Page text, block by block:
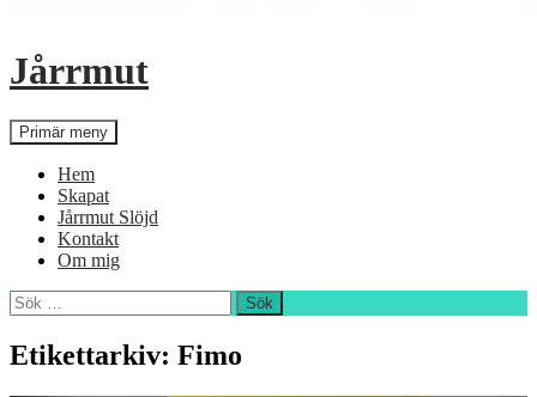
Jårrmut
Sök
Primär meny
Hem
Skapat
Jårrmut Slöjd
Kontakt
Om mig
Sök
efter:
Etikettarkiv: Fimo